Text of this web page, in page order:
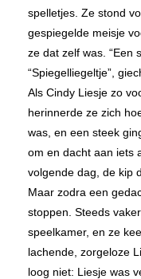
spelletjes. Ze stond
gespiegelde meisje
ze dat zelf was. “Een
“Spiegelliegeltje”,
Als Cindy Liesje zo
herinnerde ze zich
was, en een steek
om en dacht aan iets
volgende dag, de kip
Maar zodra een
stoppen. Steeds
speelkamer, en ze
lachende, zorgeloze
loog niet: Liesje was